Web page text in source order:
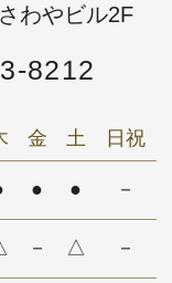
わやビル2F
8212
金 土
日祝
● ● －
－ △ －